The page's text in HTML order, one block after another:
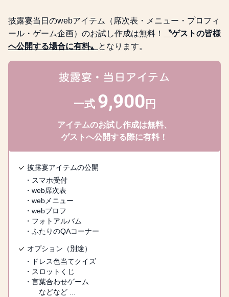
披露宴当日のwebアイテム（席次表・メニュー・プロフィ
ール・ゲーム企画）のお試し作成は無料！
〝ゲストの皆様
へ公開する場合に有料〟
となります。
披露宴・当日アイテム
一式 9,900 円
アイテムのお試し作成は無料、
ゲストへ公開する際に有料！
披露宴アイテムの公開
・スマホ受付
・web席次表
・webメニュー
・webプロフ
・フォトアルバム
・ふたりのQAコーナー
オプション（別途）
・ドレス色当てクイズ
・スロットくじ
・言葉合わせゲーム
などなど ...